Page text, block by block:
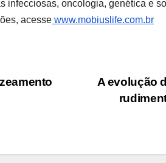
infecciosas, oncologia, genética e
acesse www.mobiuslife.com.br
A evolução